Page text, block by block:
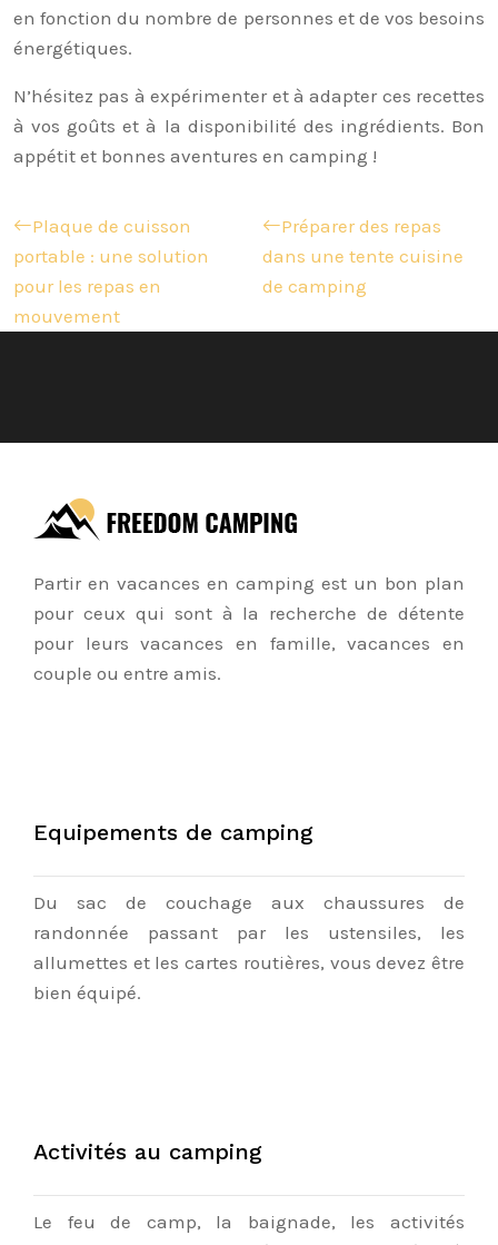
en fonction du nombre de personnes et de vos besoins
énergétiques.
N’hésitez pas à expérimenter et à adapter ces recettes
à vos goûts et à la disponibilité des ingrédients. Bon
appétit et bonnes aventures en camping !
Plaque de cuisson
portable : une solution
pour les repas en
mouvement
Préparer des repas
dans une tente cuisine
de camping
Partir en vacances en camping est un bon plan
pour ceux qui sont à la recherche de détente
pour leurs vacances en famille, vacances en
couple ou entre amis.
Equipements de camping
Du sac de couchage aux chaussures de
randonnée passant par les ustensiles, les
allumettes et les cartes routières, vous devez être
bien équipé.
Activités au camping
Le feu de camp, la baignade, les activités